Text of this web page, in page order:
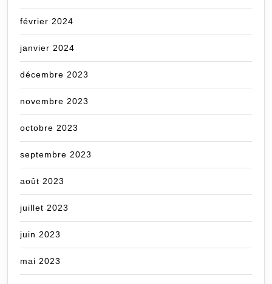
février 2024
janvier 2024
décembre 2023
novembre 2023
octobre 2023
septembre 2023
août 2023
juillet 2023
juin 2023
mai 2023